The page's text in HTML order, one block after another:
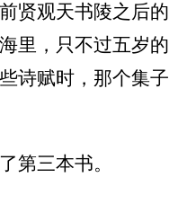
贤观天书陵之后的
里，只不过五岁的
诗赋时，那个集子
第三本书。